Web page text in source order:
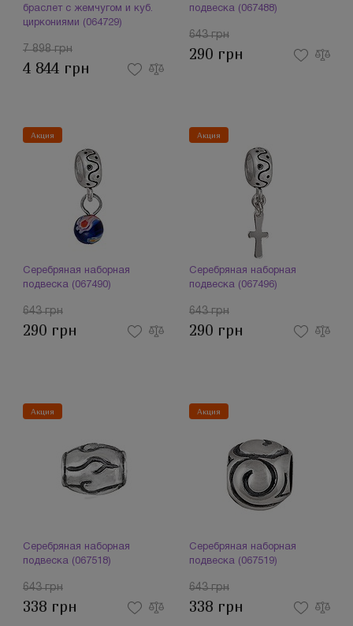
браслет с жемчугом и куб.
циркониями (064729)
7 898 грн
4 844 грн
подвеска (067488)
643 грн
290 грн
Акция
Серебряная наборная
подвеска (067490)
643 грн
290 грн
Акция
Серебряная наборная
подвеска (067496)
643 грн
290 грн
Акция
Серебряная наборная
подвеска (067518)
643 грн
338 грн
Акция
Серебряная наборная
подвеска (067519)
643 грн
338 грн